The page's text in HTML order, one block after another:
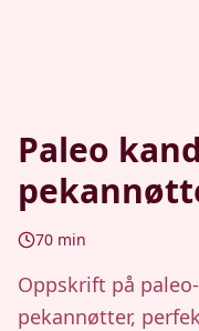
Paleo
70 min
Oppskrift på
pekannøtter,